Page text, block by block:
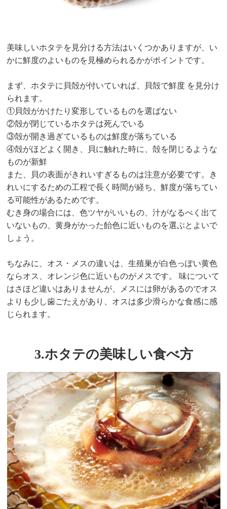
美味しいホタテを見分ける方法はいくつかありますが、い
かに鮮度のよいものを見極められるかがポイントです。
まず、ホタテに貝殻が付いていれば、貝殻で鮮度 を見分け
られます。
①貝殻がかけたり変形しているものを選ばない
②殻が閉じているホタテは死んでいる
③殻が開き過ぎているものは鮮度が落ちている
④殻がほどよく開き、貝に触れた時に、殻を閉じるような
ものが新鮮
また、貝の表面がきれいすぎるものは注意が必要です。き
れいにするための工程で長く時間が経ち、鮮度が落ちてい
る可能性があるためです。
むき身の場合には、色ツヤがいいもの、汁がなるべく出て
いないもの、黄身がかった飴色に近いものを選ぶとよいで
しょう。
ちなみに、オス・メスの違いは、生殖巣が白色っぽい黄色
ならオス、オレンジ色に近いものがメスです。 味について
はさほど違いはありませんが、メスには卵があるのでオス
よりも少し歯ごたえがあり、オスは多少滑らかな食感に感
じられます。
3.ホタテの美味しい食べ方